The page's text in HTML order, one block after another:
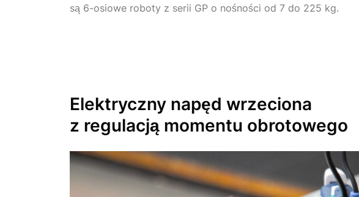
są 6-osiowe roboty z serii GP o nośności od 7 do 225 kg.
Elektryczny napęd wrzeciona
z regulacją momentu obrotowego